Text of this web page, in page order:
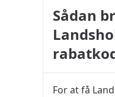
afgiv
Sådan
For at få